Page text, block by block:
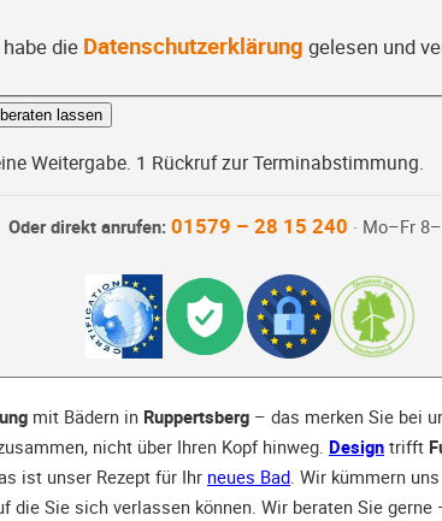
die Datenschutzerklärung gelesen und
lassen
Weitergabe. 1 Rückruf zur Terminabstimmung.
Oder direkt anrufen: 01579 – 28 15 240 · Mo–Fr
mit Bädern in Ruppertsberg – das merken Sie bei
nicht über Ihren Kopf hinweg. Design trifft
ist unser Rezept für Ihr neues Bad. Wir kümmern
die Sie sich verlassen können. Wir beraten Sie gerne